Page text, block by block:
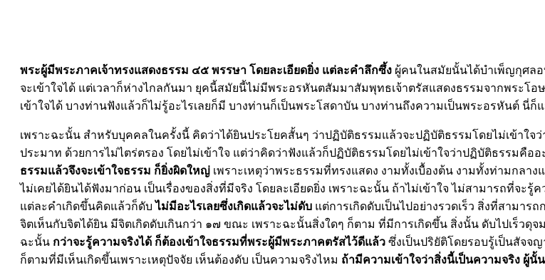
พระผู้มีพระภาคเจ้าทรงแสดงธรรม ๔๕ พรรษา โดยละเอียดยิ่ง แต่ละคำลึกซึ้ง ผู้คนในสมัยนั้นได้บำเพ็ญกุศล
จะเข้าใจได้ แต่เวลาก็ห่างไกลกันมา ยุคนี้สมัยนี้ไม่มีพระอรหันตสัมมาสัมพุทธเจ้าตรัสแสดงธรรมจากพระโ
เข้าใจได้ บางท่านฟังแล้วก็ไม่รู้อะไรเลยก็มี บางท่านก็เป็นพระโสดาบัน บางท่านถึงความเป็นพระอรหันต์ นี่
เพราะฉะนั้น สำหรับบุคคลในครั้งนี้ คิดว่าได้ยินประโยคสั้นๆ ว่าปฏิบัติธรรมแล้วจะปฏิบัติธรรมโดยไม่เข้าใจ
ประมาท ด้วยการไม่ไตร่ตรอง โดยไม่เข้าใจ แต่ว่าคิดว่าฟังแล้วก็ปฏิบัติธรรมโดยไม่เข้าใจว่าปฏิบัติธรรมคืออ
ธรรมแล้วจึงจะเข้าใจธรรม ก็ยิ่งผิดใหญ่ เพราะเหตุว่าพระธรรมที่ทรงแสดง งามทั้งเบื้องต้น งามทั้งท่ามกล
ไม่เคยได้ยินได้ฟังมาก่อน เป็นเรื่องของสิ่งที่มีจริง โดยละเอียดยิ่ง เพราะฉะนั้น ถ้าไม่เข้าใจ ไม่สามารถที่จ
แต่ละคำเกิดขึ้นคิดแล้วก็ดับไม่มีอะไรเลยซึ่งเกิดแล้วจะไม่ดับ แต่การเกิดดับเป็นไปอย่างรวดเร็ว สิ่งที่สามา
จิตเห็นกับจิตได้ยิน มีจิตเกิดดับเกินกว่า ๑๗ ขณะ เพราะฉะนั้นสิ่งใดๆ ก็ตาม ที่มีการเกิดขึ้น สิ่งนั้น ดับไปเร็วดุจ
ฉะนั้น กว่าจะรู้ความจริงได้ ก็ต้องเข้าใจธรรมที่พระผู้มีพระภาคตรัสไว้ดีแล้ว ซึ่งเป็นปริยัติโดยรอบรู้เป็นสัจ
ก็ตามที่มีเห็นเกิดขึ้นเพราะเหตุปัจจัย เห็นต้องดับ เป็นความจริงไหม ถ้ามีความเข้าใจว่าสิ่งนี้เป็นความจริง ผู้นั้